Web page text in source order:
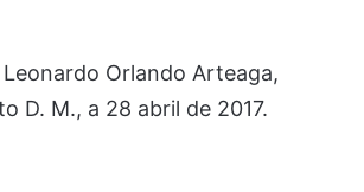
Orlando Arteaga,
D. M., a 28 abril de 2017.